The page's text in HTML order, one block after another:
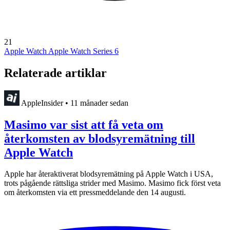
21
Apple Watch Apple Watch Series 6
Relaterade artiklar
AppleInsider • 11 månader sedan
Masimo var sist att få veta om
återkomsten av blodsyremätning till
Apple Watch
Apple har återaktiverat blodsyremätning på Apple Watch i USA,
trots pågående rättsliga strider med Masimo. Masimo fick först veta
om återkomsten via ett pressmeddelande den 14 augusti.